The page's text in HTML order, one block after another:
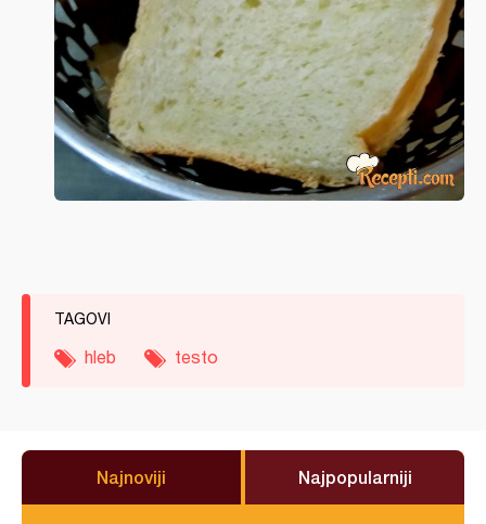
TAGOVI
hleb testo
Najnoviji Najpopularniji